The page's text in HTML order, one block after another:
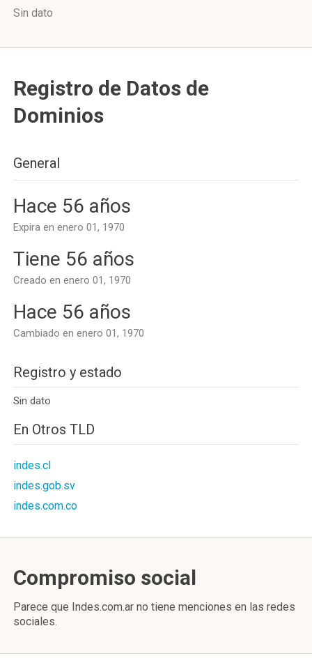
Sin dato
Registro de Datos de
Dominios
General
Hace 56 años
Expira en enero 01, 1970
Tiene 56 años
Creado en enero 01, 1970
Hace 56 años
Cambiado en enero 01, 1970
Registro y estado
Sin dato
En Otros TLD
indes.cl
indes.gob.sv
indes.com.co
Compromiso social
Parece que Indes.com.ar no tiene menciones en las redes
sociales.